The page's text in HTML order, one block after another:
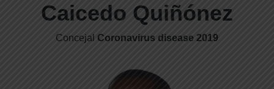
Caicedo Quiñónez
Concejal Coronavirus disease 2019